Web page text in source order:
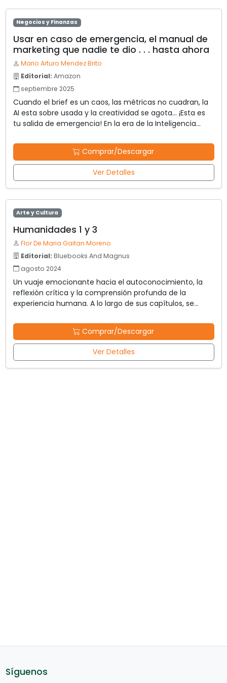
Negocios y Finanzas
Usar en caso de emergencia, el manual de
marketing que nadie te dio . . . hasta ahora
Mario Arturo Mendez Brito
Editorial: Amazon
septiembre 2025
Cuando el brief es un caos, las métricas no cuadran, la
AI esta sobre usada y la creatividad se agota… ¡Esta es
tu salida de emergencia! En la era de la Inteligencia
intuición: necesita trucos de emergencia, tácticas
Comprar/Descargar
Ver Detalles
Arte y Cultura
Humanidades 1 y 3
Flor De Maria Gaitan Moreno
Editorial: Bluebooks And Magnus
agosto 2024
Un vuaje emocionante hacia el autoconocimiento, la
reflexión crítica y la comprensión profunda de la
experiencia humana. A lo largo de sus capítulos, se
lógica y epistemología, proporcinando herramientas y
conceptos esenciales para el pensamiento crítico y la
construcción de sentido en el mundo contemporáneo.
Se centra en promover la comprensión de sí mismo y
del mundo que nos rodea, fomentando habilidades
Comprar/Descargar
Ver Detalles
Síguenos